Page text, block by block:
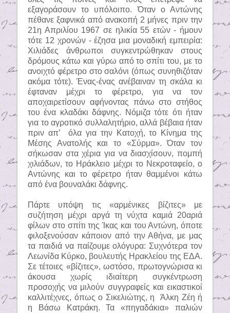
εξαγοράσουν το υπόλοιπο. Όταν ο Αντώνης
πέθανε ξαφνικά από ανακοπή 2 μήνες πριν την
21η Απριλίου 1967 σε ηλικία 55 ετών - ήμουν
τότε 12 χρονών - έζησα μια μοναδική εμπειρία:
Χιλιάδες άνθρωποι συγκεντρώθηκαν στους
δρόμους κάτω και γύρω από το σπίτι του, με το
ανοιχτό φέρετρο στο σαλόνι (όπως συνηθιζόταν
ακόμα τότε). Ένας-ένας ανέβαιναν τη σκάλα κι
έφταναν μέχρι το φέρετρο, για να τον
αποχαιρετίσουν αφήνοντας πάνω στο στήθος
του ένα κλαδάκι δάφνης. Νόμιζα τότε ότι ήταν
για το αγροτικό συλλαλητήριο, αλλά βέβαια ήταν
πριν απ’
όλα για την Κατοχή, το Κίνημα της
Μέσης Ανατολής και το «Σύρμα». Όταν τον
σήκωσαν στα χέρια για να διασχίσουν, πομπή
χιλιάδων, το Ηράκλειο μέχρι το Νεκροταφείο, ο
Αντώνης και το φέρετρο ήταν θαμμένοι κάτω
από ένα βουναλάκι δάφνης.
Πάρτε υπόψη τις «αρμένικες βίζιτες» με
συζήτηση μέχρι αργά τη νύχτα καμιά 20αριά
φίλων στο σπίτι της Ίκας και του Αντώνη, όποτε
φιλοξενούσαν κάποιον από την Αθήνα, με μας
τα παιδιά να παίζουμε ολόγυρα: Συχνότερα τον
Λεωνίδα Κύρκο, βουλευτής Ηρακλείου της ΕΔΑ.
Σε τέτοιες «βίζιτες», ωστόσο, πρωτογνώρισα κι
άκουσα χωρίς ιδιαίτερη συγκέντρωση
προσοχής να μιλούν συγγραφείς και εικαστικοί
καλλιτέχνες, όπως ο Σικελιώτης, η
Άλκη Ζέη ή
η Βάσω Κατράκη. Τα «πηγαδάκια» παλιών